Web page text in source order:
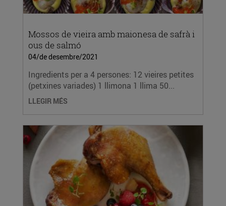
Mossos de vieira amb maionesa de safrà i
ous de salmó
04/de desembre/2021
Ingredients per a 4 persones: 12 vieires petites
(petxines variades) 1 llimona 1 llima 50...
LLEGIR MÉS